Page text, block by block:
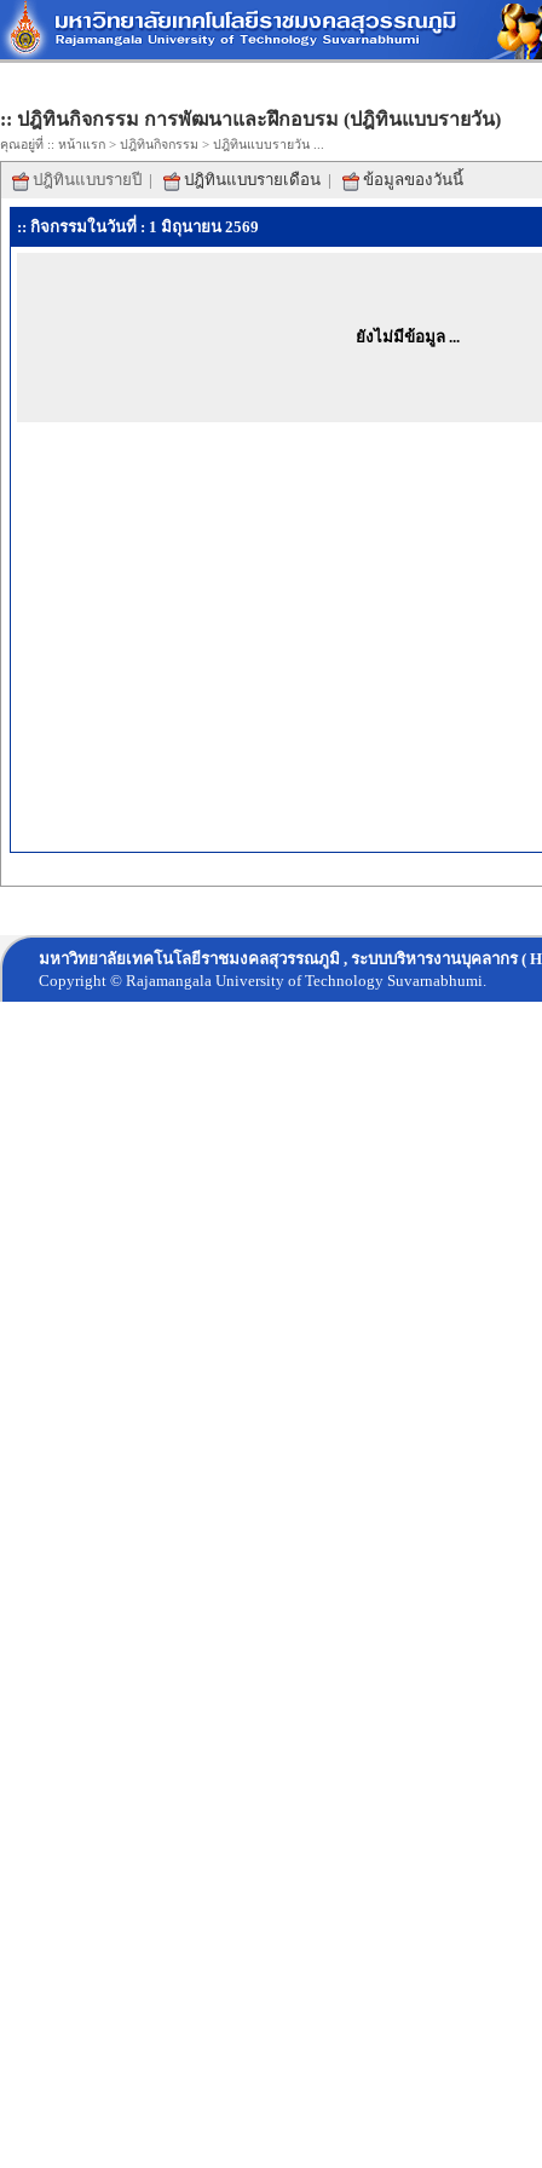
:: ปฎิทินกิจกรรม การพัฒนาและฝึกอบรม (ปฎิทินแบบรายวัน)
คุณอยู่ที่ :: หน้าแรก > ปฎิทินกิจกรรม > ปฎิทินแบบรายวัน ...
ปฎิทินแบบรายปี | ปฎิทินแบบรายเดือน | ข้อมูลของวันนี้
:: กิจกรรมในวันที่ : 1 มิถุนายน 2569
ยังไม่มีข้อมูล ...
มหาวิทยาลัยเทคโนโลยีราชมงคลสุวรรณภูมิ , ระบบบริหารงานบุคลากร (
Copyright © Rajamangala University of Technology Suvarnabhumi.